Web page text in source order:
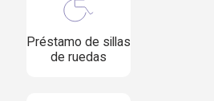
Préstamo de sillas
de ruedas